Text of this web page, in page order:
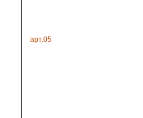
арт.05